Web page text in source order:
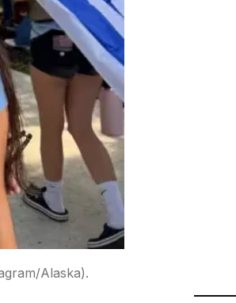
Alaska).